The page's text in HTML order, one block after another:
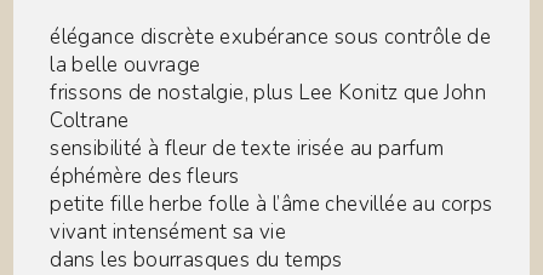
élégance discrète exubérance sous contrôle de
la belle ouvrage
frissons de nostalgie, plus Lee Konitz que John
Coltrane
sensibilité à fleur de texte irisée au parfum
éphémère des fleurs
petite fille herbe folle à l’âme chevillée au corps
vivant intensément sa vie
dans les bourrasques du temps